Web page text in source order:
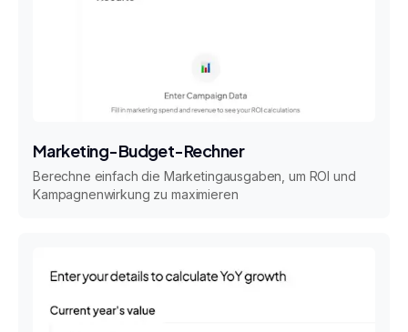
Marketing-Budget-Rechner
Berechne einfach die Marketingausgaben, um ROI und
Kampagnenwirkung zu maximieren